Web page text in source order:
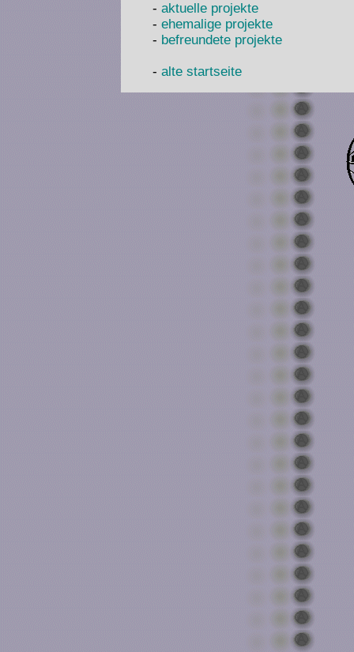
- aktuelle projekte
- ehemalige projekte
- befreundete projekte
- alte startseite